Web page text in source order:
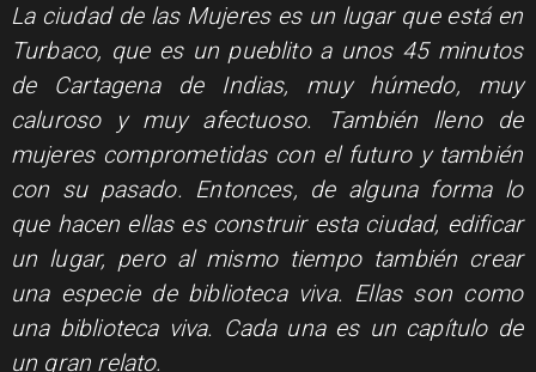
La ciudad de las Mujeres es un lugar que está en
Turbaco, que es un pueblito a unos 45 minutos
de Cartagena de Indias, muy húmedo, muy
caluroso y muy afectuoso. También lleno de
mujeres comprometidas con el futuro y también
con su pasado. Entonces, de alguna forma lo
que hacen ellas es construir esta ciudad, edificar
un lugar, pero al mismo tiempo también crear
una especie de biblioteca viva. Ellas son como
una biblioteca viva. Cada una es un capítulo de
un gran relato.